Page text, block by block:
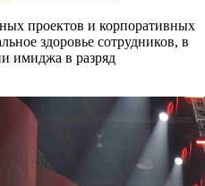
проектов и корпоративных
здоровье сотрудников, в
имиджа в разряд